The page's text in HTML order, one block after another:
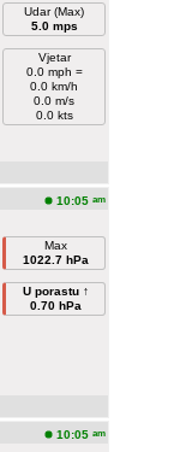
Udar (Max)
5.0 mps
Vjetar
0.0 mph =
0.0 km/h
0.0 m/s
0.0 kts
10:05 am
Max
1022.7 hPa
U porastu ↑
0.70 hPa
10:05 am